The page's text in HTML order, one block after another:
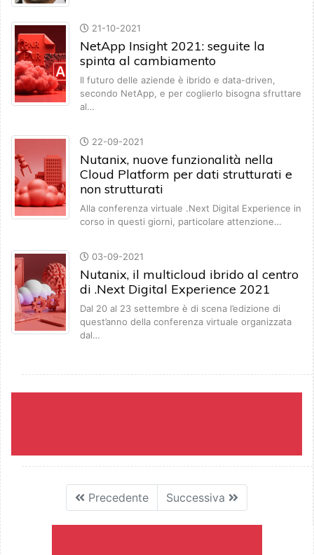
21-10-2021
NetApp Insight 2021: seguite la
spinta al cambiamento
Il futuro delle aziende è ibrido e data-driven,
secondo NetApp, e per coglierlo bisogna sfruttare
al…
22-09-2021
Nutanix, nuove funzionalità nella
Cloud Platform per dati strutturati e
non strutturati
Alla conferenza virtuale .Next Digital Experience in
corso in questi giorni, particolare attenzione…
03-09-2021
Nutanix, il multicloud ibrido al centro
di .Next Digital Experience 2021
Dal 20 al 23 settembre è di scena l’edizione di
quest’anno della conferenza virtuale organizzata
dal…
Precedente Successiva